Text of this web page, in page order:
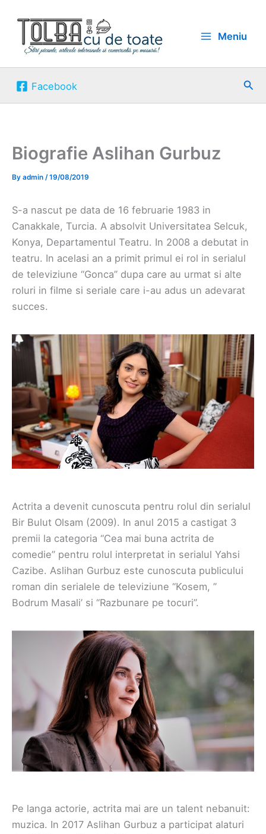
content
Meniu
Facebook
Biografie Aslihan Gurbuz
By admin /19/08/2019
S-a nascut pe data de 16 februarie 1983 in
Canakkale, Turcia. A absolvit Universitatea Selcuk,
Konya, Departamentul Teatru. In 2008 a debutat in
teatru. In acelasi an a primit primul ei rol in serialul
de televiziune “Gonca” dupa care au urmat si alte
roluri in filme si seriale care i-au adus un adevarat
succes.
Actrita a devenit cunoscuta pentru rolul din serialul
Bir Bulut Olsam (2009). In anul 2015 a castigat 3
premii la categoria “Cea mai buna actrita de
comedie” pentru rolul interpretat in serialul Yahsi
Cazibe. Aslihan Gurbuz este cunoscuta publicului
roman din serialele de televiziune “Kosem, ”
Bodrum Masali’ si “Razbunare pe tocuri”.
Pe langa actorie, actrita mai are un talent nebanuit:
muzica. In 2017 Aslihan Gurbuz a participat alaturi